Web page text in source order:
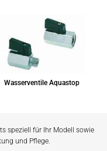
Wasserventile Aquastop
speziell für Ihr Modell sowie
und Pflege.